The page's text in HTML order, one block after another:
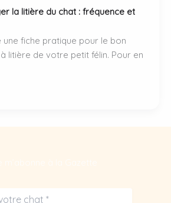
la litière du chat : fréquence et
fiche pratique pour le bon
litière de votre petit félin. Pour en